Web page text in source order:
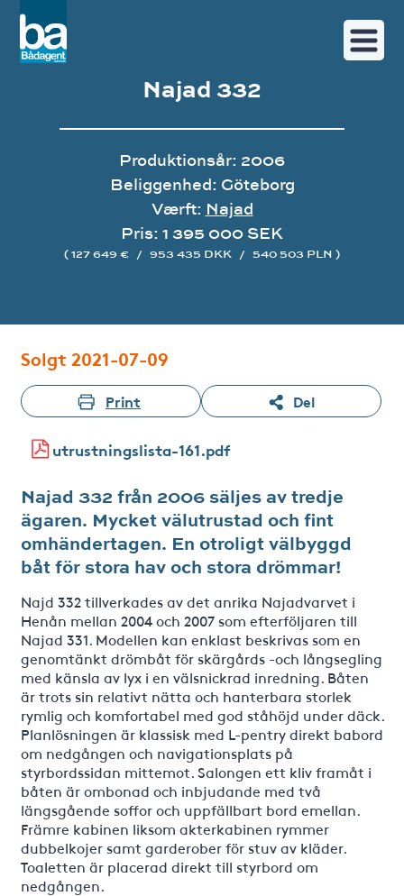
Najad 332
Produktionsår: 2006
Beliggenhed: Göteborg
Værft: Najad
Pris: 1 395 000 SEK
( 127 649 € / 953 435 DKK / 540 503 PLN )
Solgt 2021-07-09
Print Del
utrustningslista-161.pdf
Najad 332 från 2006 säljes av tredje
ägaren. Mycket välutrustad och fint
omhändertagen. En otroligt välbyggd
båt för stora hav och stora drömmar!
Najd 332 tillverkades av det anrika Najadvarvet i
Henån mellan 2004 och 2007 som efterföljaren till
Najad 331. Modellen kan enklast beskrivas som en
genomtänkt drömbåt för skärgårds -och långsegling
med känsla av lyx i en välsnickrad inredning. Båten
är trots sin relativt nätta och hanterbara storlek
rymlig och komfortabel med god ståhöjd under däck.
Planlösningen är klassisk med L-pentry direkt babord
om nedgången och navigationsplats på
styrbordssidan mittemot. Salongen ett kliv framåt i
båten är ombonad och inbjudande med två
längsgående soffor och uppfällbart bord emellan.
Främre kabinen liksom akterkabinen rymmer
dubbelkojer samt garderober för stuv av kläder.
Toaletten är placerad direkt till styrbord om
nedgången.